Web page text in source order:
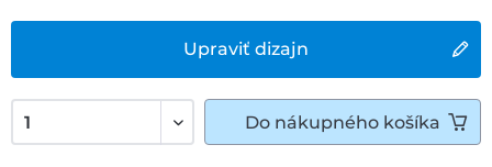
Upraviť dizajn
Do nákupného košíka